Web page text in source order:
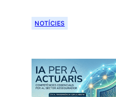
NOTÍCIES